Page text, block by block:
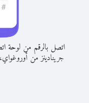
اتصل بالرقم من لوحة
جرينادينز من